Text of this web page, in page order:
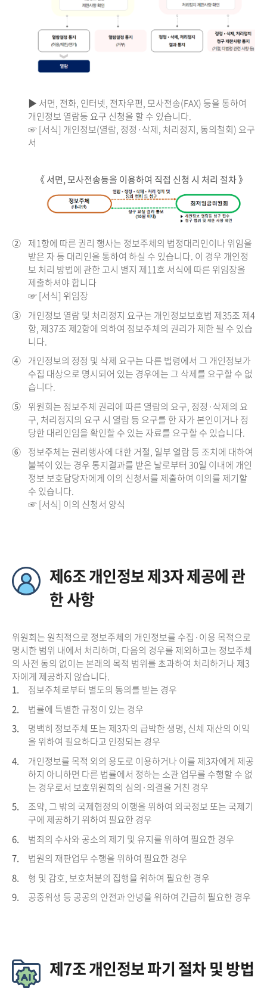
▶ 서면, 전화, 인터넷, 전자우편, 모사전송(FAX) 등을 통하여
개인정보 열람등 요구 신청을 할 수 있습니다.
☞ [서식] 개인정보(열람, 정정·삭제, 처리정지, 동의철회) 요구
서
《 서면, 모사전송등을 이용하여 직접 신청 시 처리 절차 》
② 제1항에 따른 권리 행사는 정보주체의 법정대리인이나 위임을
받은 자 등 대리인을 통하여 하실 수 있습니다. 이 경우 개인정
보 처리 방법에 관한 고시 별지 제11호 서식에 따른 위임장을
제출하셔야 합니다
☞ [서식] 위임장
③ 개인정보 열람 및 처리정지 요구는 개인정보보호법 제35조 제4
항, 제37조 제2항에 의하여 정보주체의 권리가 제한 될 수 있습
니다.
④ 개인정보의 정정 및 삭제 요구는 다른 법령에서 그 개인정보가
수집 대상으로 명시되어 있는 경우에는 그 삭제를 요구할 수 없
습니다.
⑤ 위원회는 정보주체 권리에 따른 열람의 요구, 정정·삭제의 요
구, 처리정지의 요구 시 열람 등 요구를 한 자가 본인이거나 정
당한 대리인임을 확인할 수 있는 자료를 요구할 수 있습니다.
⑥ 정보주체는 권리행사에 대한 거절, 일부 열람 등 조치에 대하여
불복이 있는 경우 통지결과를 받은 날로부터 30일 이내에 개인
정보 보호담당자에게 이의 신청서를 제출하여 이의를 제기할
수 있습니다.
☞ [서식] 이의 신청서 양식
제6조 개인정보 제3자 제공에 관
한 사항
위원회는 원칙적으로 정보주체의 개인정보를 수집·이용 목적으로
명시한 범위 내에서 처리하며, 다음의 경우를 제외하고는 정보주체
의 사전 동의 없이는 본래의 목적 범위를 초과하여 처리하거나 제3
자에게 제공하지 않습니다.
1.
정보주체로부터 별도의 동의를 받는 경우
2.
법률에 특별한 규정이 있는 경우
3.
명백히 정보주체 또는 제3자의 급박한 생명, 신체 재산의 이익
을 위하여 필요하다고 인정되는 경우
4.
개인정보를 목적 외의 용도로 이용하거나 이를 제3자에게 제공
하지 아니하면 다른 법률에서 정하는 소관 업무를 수행할 수 없
는 경우로서 보호위원회의 심의·의결을 거친 경우
5.
조약, 그 밖의 국제협정의 이행을 위하여 외국정보 또는 국제기
구에 제공하기 위하여 필요한 경우
6.
범죄의 수사와 공소의 제기 및 유지를 위하여 필요한 경우
7.
법원의 재판업무 수행을 위하여 필요한 경우
8.
형 및 감호, 보호처분의 집행을 위하여 필요한 경우
9.
공중위생 등 공공의 안전과 안녕을 위하여 긴급히 필요한 경우
제7조 개인정보 파기 절차 및 방법